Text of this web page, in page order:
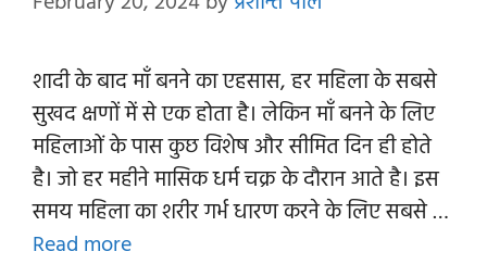
शादी के बाद माँ बनने का एहसास, हर महिला के सबसे
सुखद क्षणों में से एक होता है। लेकिन माँ बनने के लिए
महिलाओं के पास कुछ विशेष और सीमित दिन ही होते
है। जो हर महीने मासिक धर्म चक्र के दौरान आते है। इस
समय महिला का शरीर गर्भ धारण करने के लिए सबसे …
Read more